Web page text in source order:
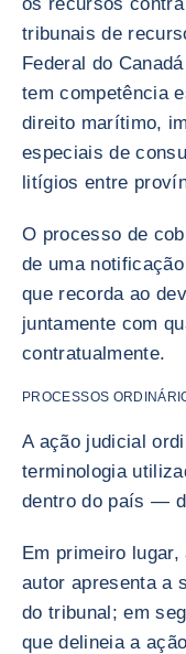
tribunais de
Federal do
tem competência
direito marítimo,
especiais de
litígios entre
O processo de
de uma
que recorda ao
juntamente com
contratualmente.
PROCESSOS
A ação judicial
terminologia
dentro do país —
Em primeiro
autor apresenta a
do tribunal; em
que delineia a